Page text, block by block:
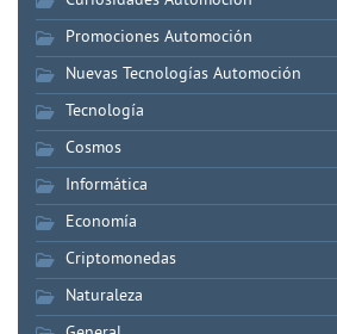
Promociones Automoción
Nuevas Tecnologías Automoción
Tecnología
Cosmos
Informática
Economía
Criptomonedas
Naturaleza